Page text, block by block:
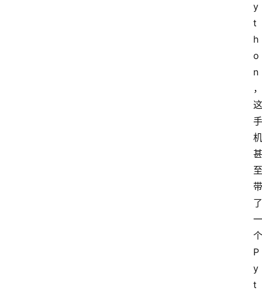
y
t
h
o
n
，
这
手
机
甚
至
带
了
一
个
P
y
t